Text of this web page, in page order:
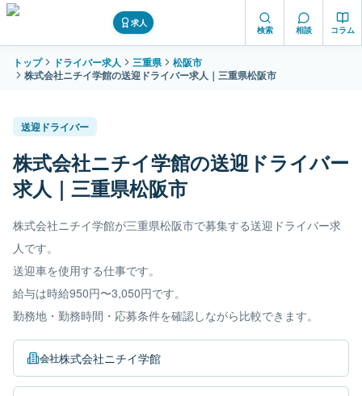
求人
検索 相談 コラム
トップ ドライバー求人 三重県
松阪市
株式会社ニチイ学館の送迎ドライバー求人｜三重県松阪市
送迎ドライバー
株式会社ニチイ学館の送迎ドライバー
求人｜三重県松阪市
株式会社ニチイ学館が三重県松阪市で募集する送迎ドライバー求
人です。
送迎車を使用する仕事です。
給与は時給950円〜3,050円です。
勤務地・勤務時間・応募条件を確認しながら比較できます。
会社株式会社ニチイ学館